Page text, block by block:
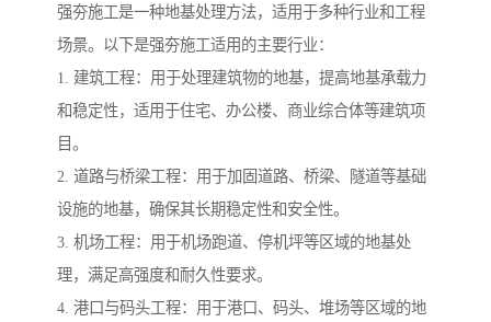
强夯施工是一种地基处理方法，适用于多种行业和工程
场景。以下是强夯施工适用的主要行业：
1. 建筑工程：用于处理建筑物的地基，提高地基承载力
和稳定性，适用于住宅、办公楼、商业综合体等建筑项
目。
2. 道路与桥梁工程：用于加固道路、桥梁、隧道等基础
设施的地基，确保其长期稳定性和安全性。
3. 机场工程：用于机场跑道、停机坪等区域的地基处
理，满足高强度和耐久性要求。
4. 港口与码头工程：用于港口、码头、堆场等区域的地